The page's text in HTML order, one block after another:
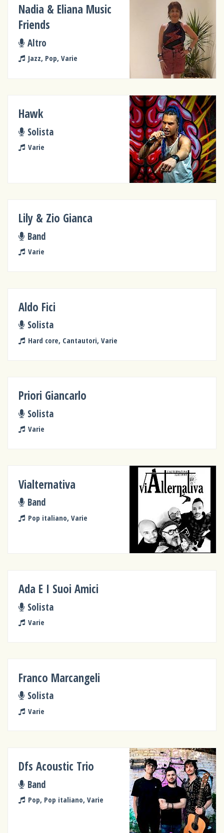
Nadia & Eliana Music
Friends
Altro
Jazz, Pop, Varie
Hawk
Solista
Varie
Lily & Zio Gianca
Band
Varie
Aldo Fici
Solista
Hard core, Cantautori, Varie
Priori Giancarlo
Solista
Varie
Vialternativa
Band
Pop italiano, Varie
Ada E I Suoi Amici
Solista
Varie
Franco Marcangeli
Solista
Varie
Dfs Acoustic Trio
Band
Pop, Pop italiano, Varie